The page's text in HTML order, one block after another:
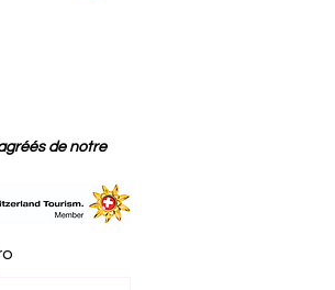
de notre